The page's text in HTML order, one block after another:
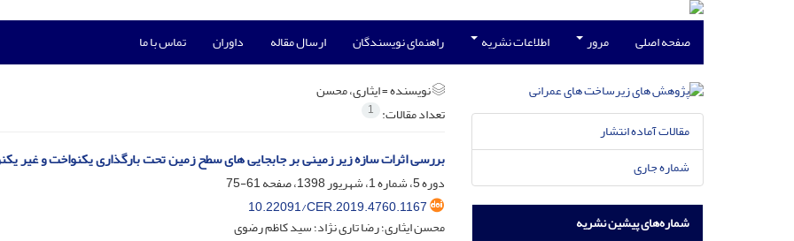
صفحه اصلی مرور اطلاعات نشریه راهنمای نویسندگان ارسال مقاله داوران تماس با ما
نویسنده =ایثاری، محسن
تعداد مقالات: 1
بررسی اثرات سازه زیر زمینی بر جابجایی های سطح زمین تحت بارگذاری یکنواخت و غیر
دوره 5، شماره 1، شهریور 1398، صفحه
61-75
10.22091/CER.2019.4760.1167
محسن ایثاری؛ رضا تاری نژاد؛ سید کاظم رضوی
مقالات آماده انتشار
شماره جاری
شماره‌های پیشین نشریه